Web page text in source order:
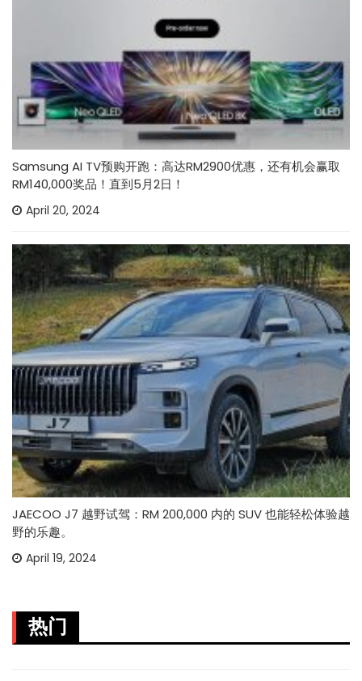
Samsung AI TV预购开跑：高达RM2900优惠，还有机会赢取
RM140,000奖品！直到5月2日！
April 20, 2024
JAECOO J7 越野试驾：RM 200,000 内的 SUV 也能轻松体验越
野的乐趣。
April 19, 2024
热门